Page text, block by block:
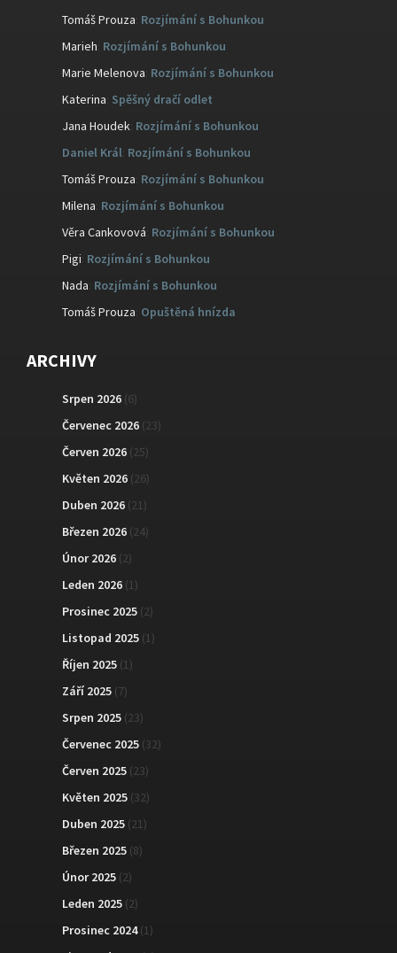
Tomáš Prouza Rozjímání s Bohunkou
Marieh Rozjímání s Bohunkou
Marie Melenova Rozjímání s Bohunkou
Katerina Spěšný dračí odlet
Jana Houdek Rozjímání s Bohunkou
Daniel Král Rozjímání s Bohunkou
Tomáš Prouza Rozjímání s Bohunkou
Milena Rozjímání s Bohunkou
Věra Cankovová Rozjímání s Bohunkou
Pigi Rozjímání s Bohunkou
Nada: Rozjímání s Bohunkou
Tomáš Prouza: Opuštěná hnízda
ARCHIVY
Srpen 2026 (6)
Červenec 2026 (23)
Červen 2026 (25)
Květen 2026 (26)
Duben 2026 (21)
Březen 2026 (24)
Únor 2026 (2)
Leden 2026 (1)
Prosinec 2025 (2)
Listopad 2025 (1)
Říjen 2025 (1)
Září 2025 (7)
Srpen 2025 (23)
Červenec 2025 (32)
Červen 2025 (23)
Květen 2025 (32)
Duben 2025 (21)
Březen 2025 (8)
Únor 2025 (2)
Leden 2025 (2)
Prosinec 2024(1)